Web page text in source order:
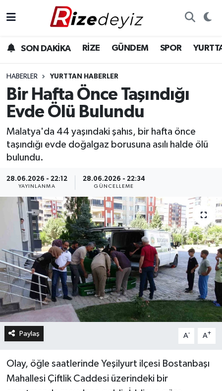
SON DAKİKA RİZE GÜNDEM SPOR
HABERLER YURTTAN HABERLER
Bir Hafta Önce Taşındığı
Evde Ölü Bulundu
Malatya'da 44 yaşındaki şahıs, bir hafta önce
taşındığı evde doğalgaz borusuna asılı halde ölü
bulundu.
28.06.2026 - 22:12
YAYINLANMA
28.06.2026 - 22:34
GÜNCELLEME
Paylaş A- A+
Olay, öğle saatlerinde Yeşilyurt ilçesi Bostanbaşı
Mahallesi Çiftlik Caddesi üzerindeki bir
Gündem
Yurttan Haberler
Ekonomi
Teknoloji
Rize Hava Durumu
Rize Trafik Yoğunluk Haritası
Süper Lig Puan Durumu ve Fikstür
Tüm Manşetler
Haber Arşivi